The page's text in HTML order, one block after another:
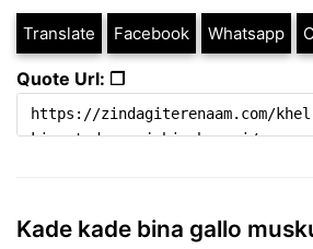
Translate Facebook Whatsapp
Quote Url: ❐
Kade kade bina gallo